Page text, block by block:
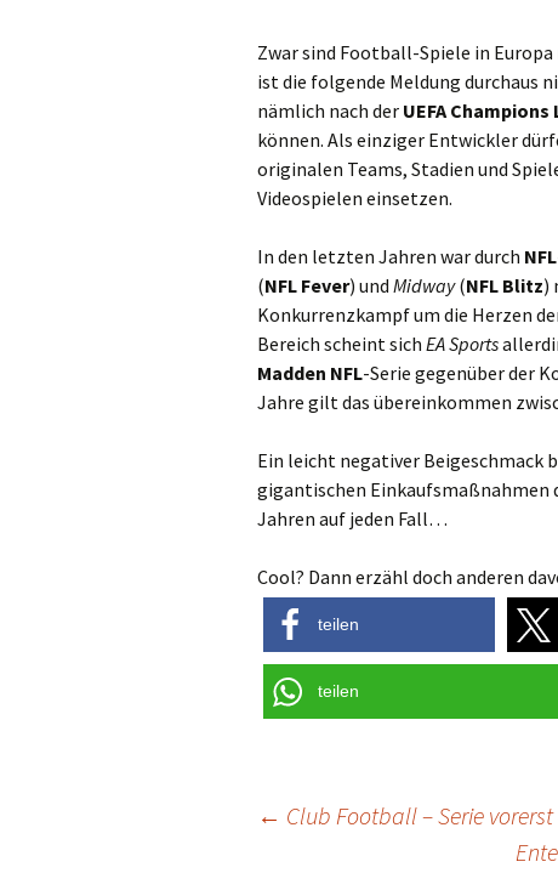
Zwar sind Football-Spiele in
ist die folgende Meldung durchaus
nämlich nach der UEFA Champions
können. Als einziger Entwickler
originalen Teams, Stadien und
Videospielen einsetzen.
In den letzten Jahren war durch NFL
(NFL Fever) und Midway(NFL Blitz)
Konkurrenzkampf um die Herzen
Bereich scheint sich EA Sports
Madden NFL-Serie gegenüber der
Jahre gilt das übereinkommen
Ein leicht negativer Beigeschmack
gigantischen Einkaufsmaßnahmen
Jahren auf jeden Fall…
Cool? Dann erzähl doch anderen
teilen
teilen
← Club Football – Serie